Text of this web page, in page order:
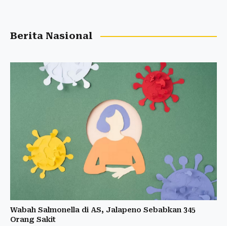
Berita Nasional
Wabah Salmonella di AS, Jalapeno Sebabkan 345
Orang Sakit